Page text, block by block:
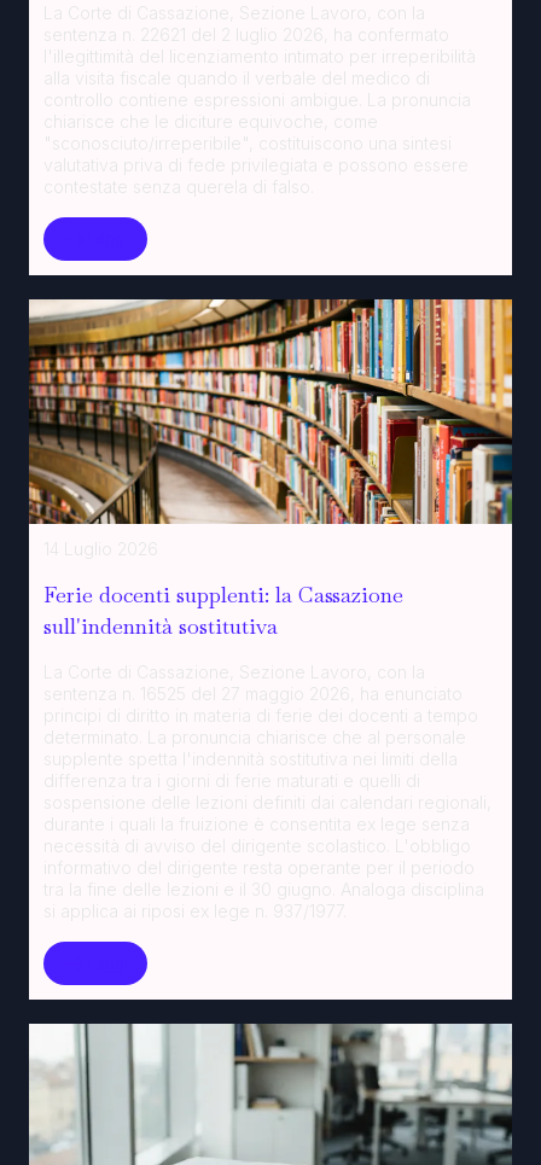
La Corte di Cassazione, Sezione Lavoro, con la
sentenza n. 22621 del 2 luglio 2026, ha confermato
l'illegittimità del licenziamento intimato per irreperibilità
alla visita fiscale quando il verbale del medico di
controllo contiene espressioni ambigue. La pronuncia
chiarisce che le diciture equivoche, come
"sconosciuto/irreperibile", costituiscono una sintesi
valutativa priva di fede privilegiata e possono essere
contestate senza querela di falso.
14 Luglio 2026
Ferie docenti supplenti: la Cassazione
sull'indennità sostitutiva
La Corte di Cassazione, Sezione Lavoro, con la
sentenza n. 16525 del 27 maggio 2026, ha enunciato
principi di diritto in materia di ferie dei docenti a tempo
determinato. La pronuncia chiarisce che al personale
supplente spetta l'indennità sostitutiva nei limiti della
differenza tra i giorni di ferie maturati e quelli di
sospensione delle lezioni definiti dai calendari regionali,
durante i quali la fruizione è consentita ex lege senza
necessità di avviso del dirigente scolastico. L'obbligo
informativo del dirigente resta operante per il periodo
tra la fine delle lezioni e il 30 giugno. Analoga disciplina
si applica ai riposi ex lege n. 937/1977.